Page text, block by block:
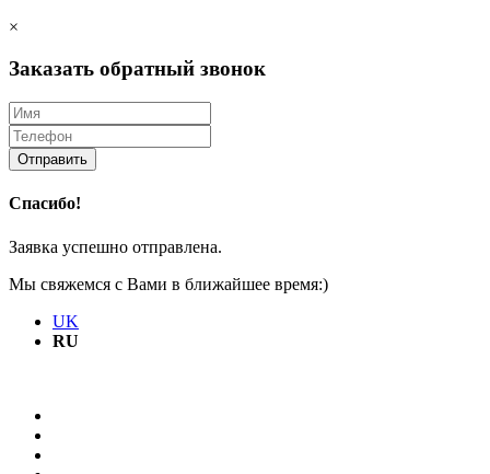
×
Заказать обратный звонок
Отправить
Спасибо!
Заявка успешно отправлена.
Мы свяжемся с Вами в ближайшее время:)
UK
RU